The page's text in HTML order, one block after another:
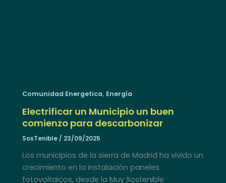
Comunidad Energetica, Energía
Electrificar un Municipio un buen
comienzo para descarbonizar
SosTenible / 23/09/2025
Los municipios de la sierra de Madrid ha vivido un
crecimiento en la instalación paneles
fotovoltaicos, desde la Muy Sostenible